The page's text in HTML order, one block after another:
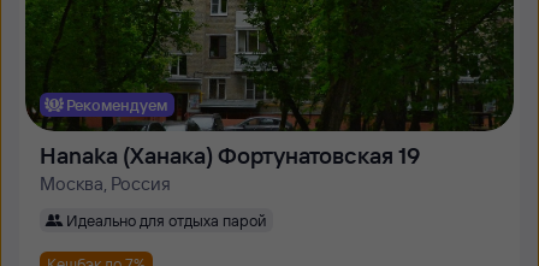
Рекомендуем
Hanaka (Ханака) Фортунатовская 19
Москва, Россия
Идеально для отдыха парой